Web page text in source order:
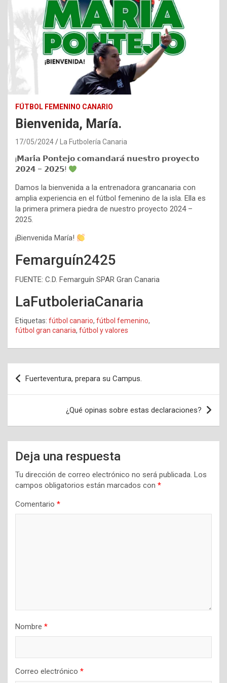
FÚTBOL FEMENINO CANARIO
Bienvenida, María.
17/05/2024 La Futbolería Canaria
¡𝗠𝗮𝗿𝗶́𝗮 𝗣𝗼𝗻𝘁𝗲𝗷𝗼 𝗰𝗼𝗺𝗮𝗻𝗱𝗮𝗿𝗮́ 𝗻𝘂𝗲𝘀𝘁𝗿𝗼 𝗽𝗿𝗼𝘆𝗲𝗰𝘁𝗼
𝟮𝟬𝟮𝟰 – 𝟮𝟬𝟮𝟱!
Damos la bienvenida a la entrenadora grancanaria con
amplia experiencia en el fútbol femenino de la isla. Ella es
la primera primera piedra de nuestro proyecto 2024 –
2025.
¡Bienvenida María!
Femarguín2425
FUENTE: C.D. Femarguín SPAR Gran Canaria
LaFutboleriaCanaria
Etiquetas: fútbol canario, fútbol femenino,
fútbol gran canaria, fútbol y valores
Navegación
de
Fuerteventura, prepara su Campus.
¿Qué opinas sobre estas declaraciones?
Deja una respuesta
Tu dirección de correo electrónico no será publicada. Los
campos obligatorios están marcados con *
Comentario *
Nombre *
Correo electrónico *